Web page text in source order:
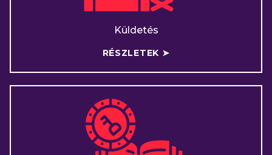
Küldetés
RÉSZLETEK ➤